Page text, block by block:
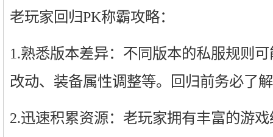
老玩家回归PK称霸攻略：
1.熟悉版本差异：不同版本的私服规则
改动、装备属性调整等。回归前务必了
2.迅速积累资源：老玩家拥有丰富的游